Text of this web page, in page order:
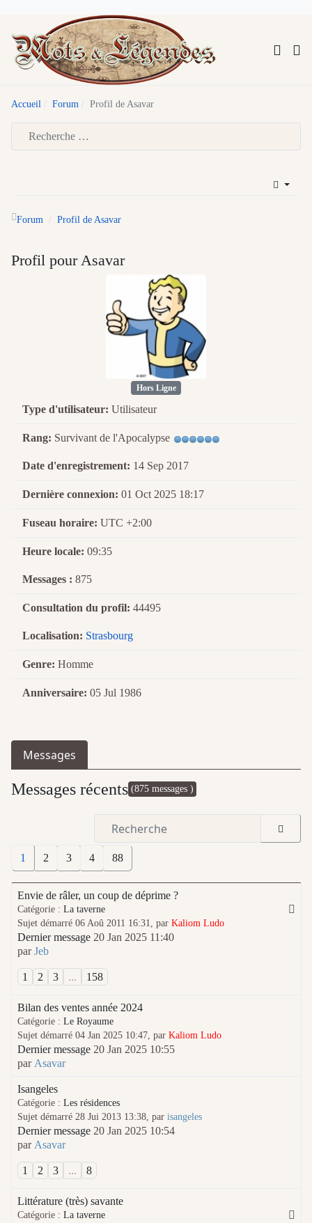
Accueil Forum Profil de Asavar
Forum Profil de Asavar
Profil pour Asavar
Hors Ligne
Type d'utilisateur: Utilisateur
Rang: Survivant de l'Apocalypse
Date d'enregistrement: 14 Sep 2017
Dernière connexion: 01 Oct 2025 18:17
Fuseau horaire: UTC +2:00
Heure locale: 09:35
Messages : 875
Consultation du profil: 44495
Localisation: Strasbourg
Genre: Homme
Anniversaire: 05 Jul 1986
Messages
Messages récents (875 messages )
1 2 3 4 88
Envie de râler, un coup de déprime ?
Catégorie : La taverne
Sujet démarré 06 Aoû 2011 16:31, par Kaliom Ludo
Dernier message 20 Jan 2025 11:40
parJeb
1 2 3 ... 158
Bilan des ventes année 2024
Catégorie : Le Royaume
Sujet démarré 04 Jan 2025 10:47, par Kaliom Ludo
Dernier message 20 Jan 2025 10:55
par Asavar
Isangeles
Catégorie : Les résidences
Sujet démarré 28 Jui 2013 13:38, par isangeles
Dernier message 20 Jan 2025 10:54
par Asavar
1 2 3 ... 8
Littérature (très) savante
Catégorie : La taverne